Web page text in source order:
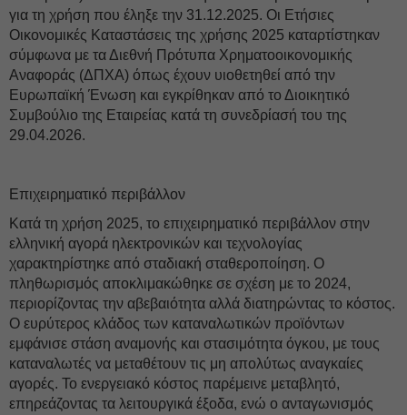
για τη χρήση που έληξε την 31.12.2025. Οι Ετήσιες
Οικονομικές Καταστάσεις της χρήσης 2025 καταρτίστηκαν
σύμφωνα με τα Διεθνή Πρότυπα Χρηματοοικονομικής
Αναφοράς (ΔΠΧΑ) όπως έχουν υιοθετηθεί από την
Ευρωπαϊκή Ένωση και εγκρίθηκαν από το Διοικητικό
Συμβούλιο της Εταιρείας κατά τη συνεδρίασή του της
29.04.2026.
Επιχειρηματικό περιβάλλον
Κατά τη χρήση 2025, το επιχειρηματικό περιβάλλον στην
ελληνική αγορά ηλεκτρονικών και τεχνολογίας
χαρακτηρίστηκε από σταδιακή σταθεροποίηση. Ο
πληθωρισμός αποκλιμακώθηκε σε σχέση με το 2024,
περιορίζοντας την αβεβαιότητα αλλά διατηρώντας το κόστος.
Ο ευρύτερος κλάδος των καταναλωτικών προϊόντων
εμφάνισε στάση αναμονής και στασιμότητα όγκου, με τους
καταναλωτές να μεταθέτουν τις μη απολύτως αναγκαίες
αγορές. Το ενεργειακό κόστος παρέμεινε μεταβλητό,
επηρεάζοντας τα λειτουργικά έξοδα, ενώ ο ανταγωνισμός